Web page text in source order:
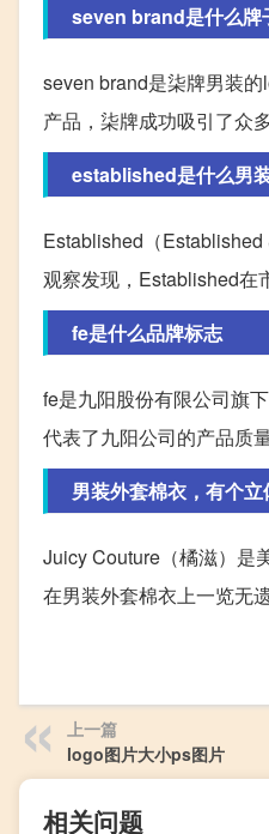
seven brand是什么牌
seven brand是柒牌男装
产品，柒牌成功吸引了众
established是什么男
Established（
观察发现，Established在
fe是什么品牌标志
fe是九阳股份有限公司旗
代表了九阳公司的产品质
男装外套棉衣，有个
Juicy Couture（橘滋）是
在男装外套棉衣上一览无
上一篇
logo图片大小ps图片
相关问题